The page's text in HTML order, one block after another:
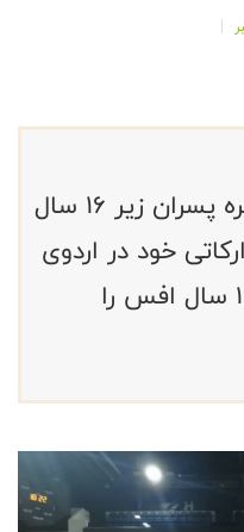
تیم ملی بسکتبال سه نفره پسران زیر ۱۶ سال
خود در اردوی
آمادگی ترکیه، تیم زیر ۱۶ سال افس را